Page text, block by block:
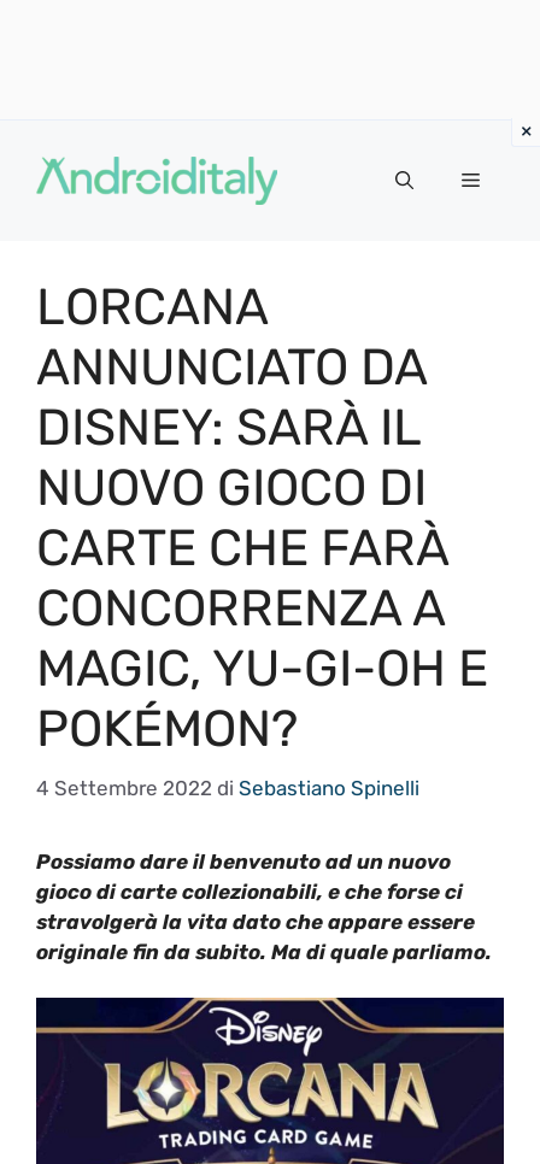
contenuto
MENU
LORCANA
ANNUNCIATO DA
DISNEY: SARÀ IL
NUOVO GIOCO DI
CARTE CHE FARÀ
CONCORRENZA A
MAGIC, YU-GI-OH E
POKÉMON?
4 Settembre 2022 di Sebastiano Spinelli
Possiamo dare il benvenuto ad un nuovo
gioco di carte collezionabili, e che forse ci
stravolgerà la vita dato che appare essere
originale fin da subito. Ma di quale parliamo.